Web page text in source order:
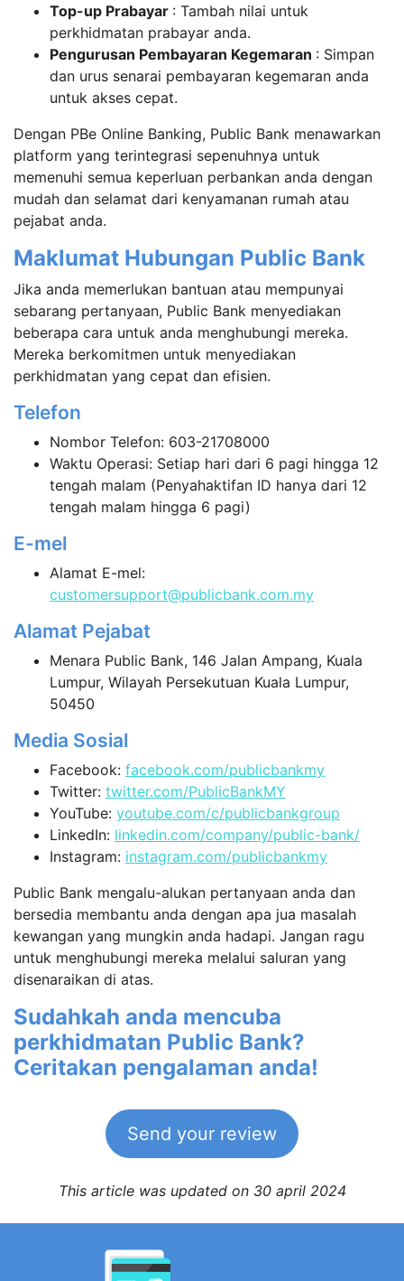
Top-up Prabayar : Tambah nilai untuk
perkhidmatan prabayar anda.
Pengurusan Pembayaran Kegemaran : Simpan
dan urus senarai pembayaran kegemaran anda
untuk akses cepat.
Dengan PBe Online Banking, Public Bank menawarkan
platform yang terintegrasi sepenuhnya untuk
memenuhi semua keperluan perbankan anda dengan
mudah dan selamat dari kenyamanan rumah atau
pejabat anda.
Maklumat Hubungan Public Bank
Jika anda memerlukan bantuan atau mempunyai
sebarang pertanyaan, Public Bank menyediakan
beberapa cara untuk anda menghubungi mereka.
Mereka berkomitmen untuk menyediakan
perkhidmatan yang cepat dan efisien.
Telefon
Nombor Telefon: 603-21708000
Waktu Operasi: Setiap hari dari 6 pagi hingga 12
tengah malam (Penyahaktifan ID hanya dari 12
tengah malam hingga 6 pagi)
E-mel
Alamat E-mel:
customersupport@publicbank.com.my
Alamat Pejabat
Menara Public Bank, 146 Jalan Ampang, Kuala
Lumpur, Wilayah Persekutuan Kuala Lumpur,
50450
Media Sosial
Facebook: facebook.com/publicbankmy
Twitter: twitter.com/PublicBankMY
YouTube: youtube.com/c/publicbankgroup
LinkedIn: linkedin.com/company/public-bank/
Instagram: instagram.com/publicbankmy
Public Bank mengalu-alukan pertanyaan anda dan
bersedia membantu anda dengan apa jua masalah
kewangan yang mungkin anda hadapi. Jangan ragu
untuk menghubungi mereka melalui saluran yang
disenaraikan di atas.
Sudahkah anda mencuba
perkhidmatan Public Bank?
Ceritakan pengalaman anda!
Send your review
This article was updated on 30 april 2024